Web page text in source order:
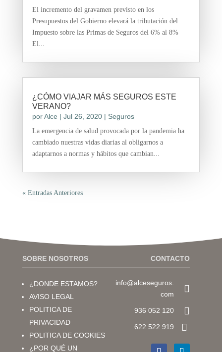
El incremento del gravamen previsto en los
Presupuestos del Gobierno elevará la tributación del
Impuesto sobre las Primas de Seguros del 6% al 8%
El...
¿CÓMO VIAJAR MÁS SEGUROS ESTE
VERANO?
porAlce | Jul 26, 2020| Seguros
La emergencia de salud provocada por la pandemia ha
cambiado nuestras vidas diarias al obligarnos a
adaptarnos a normas y hábitos que cambian...
« Entradas Anteriores
SOBRE NOSOTROS
¿DONDE ESTAMOS?
AVISO LEGAL
POLITICA DE
PRIVACIDAD
POLITICA DE COOKIES
¿POR QUÉ UN
CONTACTO

info@alceseguros.
com

936 052 120

622 522 919